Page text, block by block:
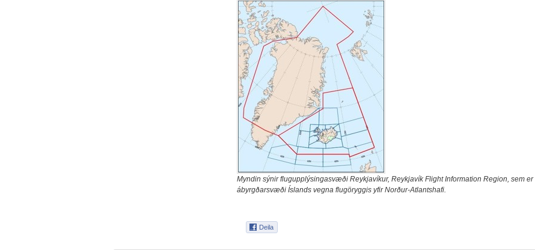
Myndin sýnir flugupplýsingasvæði Reykjavíkur, Reykjavík Flight Information Region, sem er
ábyrgðarsvæði Íslands vegna flugöryggis yfir Norður-Atlantshafi.